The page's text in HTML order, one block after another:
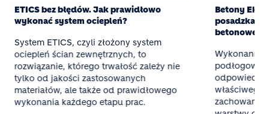
ETICS bez błędów. Jak prawidłowo
wykonać system ociepleń?
System ETICS, czyli złożony system
ociepleń ścian zewnętrznych, to
rozwiązanie, którego trwałość zależy nie
tylko od jakości zastosowanych
materiałów, ale także od prawidłowego
wykonania każdego etapu prac.
Betony
posadzka z
betonowej
Wykonanie
właściwego
zachowania